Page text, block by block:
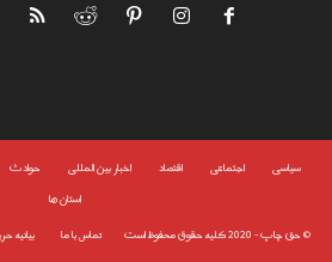
سياسى اجتماعی اقتصاد اخبار بین المللی حوادث
استان ها
©
تماس با ما بیانیه حق چاپ - 2020 کلیه حقوق محفوظ است